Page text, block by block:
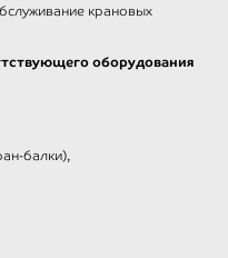
крановых
оборудования
балки),